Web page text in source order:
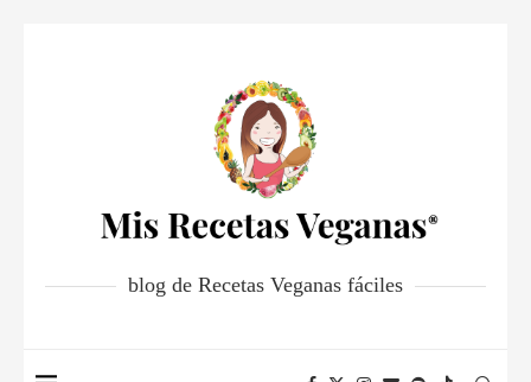
blog de Recetas Veganas fáciles